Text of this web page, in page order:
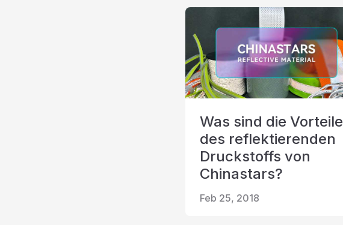
Was sind die Vorteile
des reflektierenden
Druckstoffs von
Chinastars?
Feb 25, 2018